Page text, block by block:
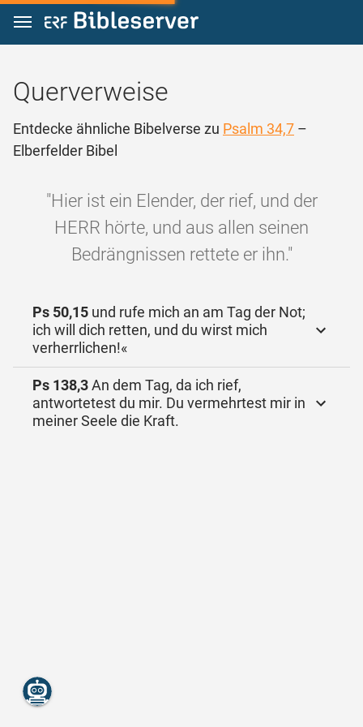
Zum Inhalt springen
Querverweise
Entdecke ähnliche Bibelverse zu Psalm 34,7 –
Elberfelder Bibel
"Hier ist ein Elender, der rief, und der
HERR hörte, und aus allen seinen
Bedrängnissen rettete er ihn."
Ps 50,15 und rufe mich an am Tag der Not;
ich will dich retten, und du wirst mich
verherrlichen!«
Ps 138,3An dem Tag, da ich rief,
antwortetest du mir. Du vermehrtest mir in
meiner Seele die Kraft.